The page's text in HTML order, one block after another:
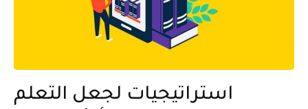
استراتيجيات لجعل التعلم